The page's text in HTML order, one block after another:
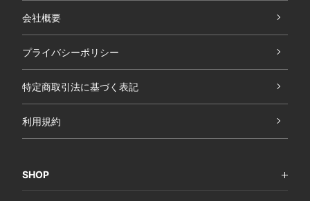
会社概要
プライバシーポリシー
特定商取引法に基づく表記
利用規約
SHOP